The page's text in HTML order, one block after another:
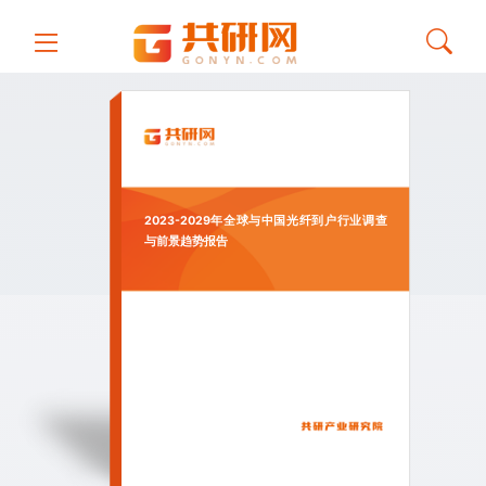
2023-2029年全球与中国光纤到户行业调查
与前景趋势报告